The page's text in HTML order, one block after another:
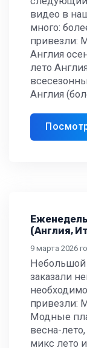
видео в
много:
привезли:
Англия
лето
Англия
(Англия,
9 марта 2026
Небольшой
заказали
привезли:
Модные
весна-
микс лето